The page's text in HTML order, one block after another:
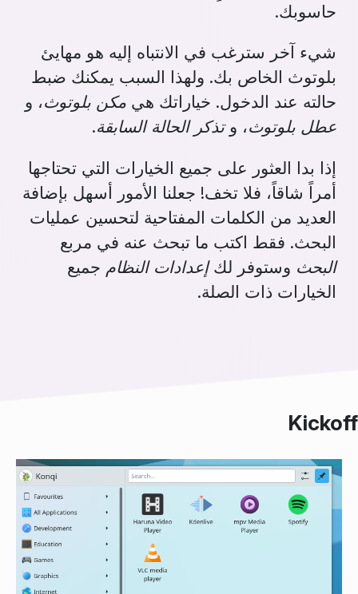
حاسوبك.
شيء آخر سترغب في الانتباه إليه هو مهايئ
بلوتوث الخاص بك. ولهذا السبب يمكنك ضبط
حالته عند الدخول. خياراتك هي مكن بلوتوث، و
عطل بلوتوث، وتذكر الحالة السابقة.
إذا بدا العثور على جميع الخيارات التي تحتاجها
أمراً شاقاً، فلا تخف! جعلنا الأمور أسهل بإضافة
العديد من الكلمات المفتاحية لتحسين عمليات
البحث. فقط اكتب ما تبحث عنه في مربع
البحث وستوفر لكإعدادات النظام جميع
الخيارات ذات الصلة.
Kickoff